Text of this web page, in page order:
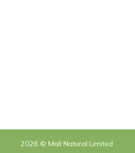
2026 © Mall Natural Limited